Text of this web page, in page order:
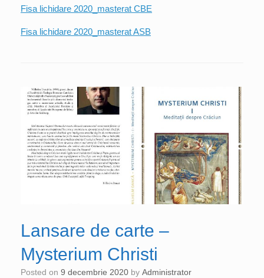
Fisa lichidare 2020_masterat CBE
Fisa lichidare 2020_masterat ASB
Lansare de carte –
Mysterium Christi
Posted on 9 decembrie 2020 by Administrator